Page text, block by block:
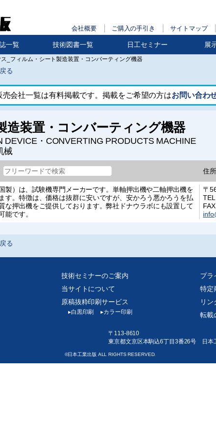
会社概要 ご購入の手引き サイトマップ
一覧 技術図書一覧 日工セミナー 展
_フィルム・シート製造装置・コンバーティング機器
る
売会社一覧は有料掲載です。掲載をご希望の方はお問い合わ
造装置・コンバーティング機器
DEVICE・CONVERTING PRODUCTS MACHINE
械
住
製）は、試験機専門メーカーです。単軸押出機や二軸押出機を
す。特徴は、価格は抜群に安いですが、安かろう悪かろうを払
な押出機をご提供しております。弊社ドナウラボにも設置して
能です。
〒
る
技術セミナーのご案内
当サイトについて
原稿抜粋印刷サービス
▸白黒印刷 ▸カラー印刷
プラ
特定
リン
転載
〒113-8610
東京都文京区本駒込6丁目3番26号 日本
©日本工業出版 ALL RIGHTS RESERVED.